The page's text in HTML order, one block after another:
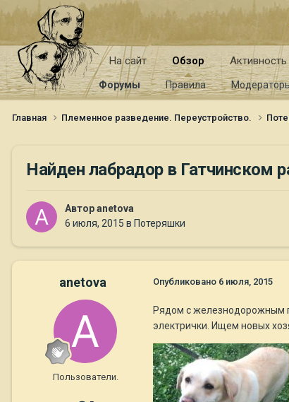
На сайт Обзор
Форумы Правила
Активность
Главная Племенное разведение. Переустройство.
Найден лабрадор в Гатчинском
Авторanetova
6 июля, 2015 в Потеряшки
anetova
Пользователи.
Опубликовано 6 июля, 2015
Рядом с железнодорожным
электрички. Ищем новых